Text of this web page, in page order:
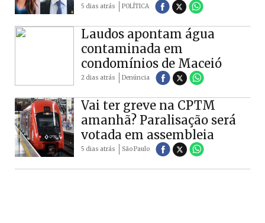
5 dias atrás POLÍTICA
Laudos apontam água
contaminada em
condomínios de Maceió
2 dias atrás Denúncia
Vai ter greve na CPTM
amanhã? Paralisação será
votada em assembleia
5 dias atrás São Paulo